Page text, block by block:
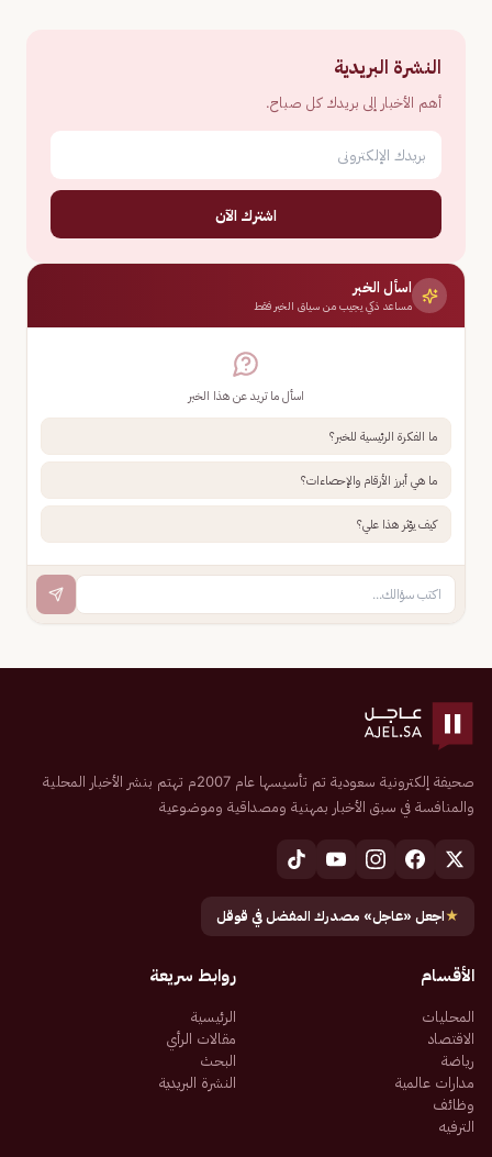
النشرة البريدية
أهم الأخبار إلى بريدك كل صباح.
اشترك الآن
اسأل الخبر
مساعد ذكي يجيب من سياق الخبر فقط
اسأل ما تريد عن هذا الخبر
ما الفكرة الرئيسية للخبر؟
ما هي أبرز الأرقام والإحصاءات؟
كيف يؤثر هذا علي؟
صحيفة إلكترونية سعودية تم تأسيسها عام 2007م تهتم بنشر الأخبار المحلية
والمنافسة في سبق الأخبار بمهنية ومصداقية وموضوعية
★اجعل «عاجل» مصدرك المفضل في قوقل
الأقسام
المحليات
الاقتصاد
رياضة
مدارات عالمية
وظائف
الترفيه
روابط سريعة
الرئيسية
مقالات الرأي
البحث
النشرة البريدية